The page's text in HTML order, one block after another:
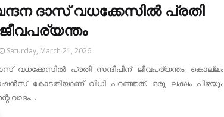
ദാസ് വധക്കേസില്‍ പ്രതി
Saturday, March 21, 2026
വധക്കേസില്‍ പ്രതി സന്ദീപിന് ജീവപര്യന്തം. കൊല്ലം
കോടതിയാണ് വിധി പറഞ്ഞത്. ഒരു ലക്ഷം പിഴയും
വാദം…